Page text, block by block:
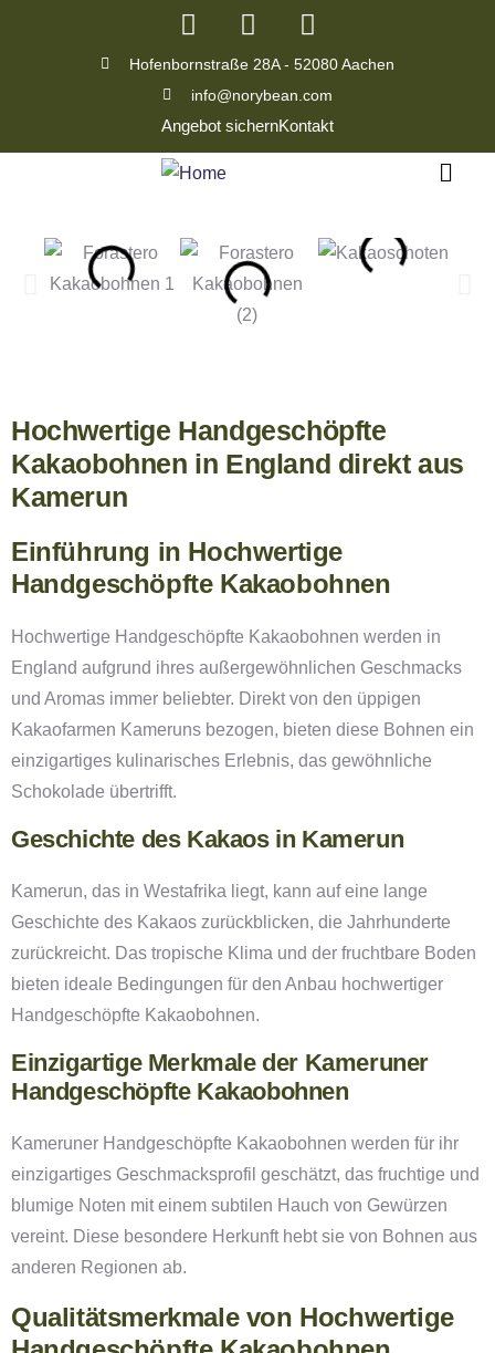
Hofenbornstraße 28A - 52080 Aachen
info@norybean.com
Angebot sichernKontakt
Hochwertige Handgeschöpfte
Kakaobohnen in England direkt aus
Kamerun
Einführung in Hochwertige
Handgeschöpfte Kakaobohnen
Hochwertige Handgeschöpfte Kakaobohnen werden in
England aufgrund ihres außergewöhnlichen Geschmacks
und Aromas immer beliebter. Direkt von den üppigen
Kakaofarmen Kameruns bezogen, bieten diese Bohnen ein
einzigartiges kulinarisches Erlebnis, das gewöhnliche
Schokolade übertrifft.
Geschichte des Kakaos in Kamerun
Kamerun, das in Westafrika liegt, kann auf eine lange
Geschichte des Kakaos zurückblicken, die Jahrhunderte
zurückreicht. Das tropische Klima und der fruchtbare Boden
bieten ideale Bedingungen für den Anbau hochwertiger
Handgeschöpfte Kakaobohnen.
Einzigartige Merkmale der Kameruner
Handgeschöpfte Kakaobohnen
Kameruner Handgeschöpfte Kakaobohnen werden für ihr
einzigartiges Geschmacksprofil geschätzt, das fruchtige und
blumige Noten mit einem subtilen Hauch von Gewürzen
vereint. Diese besondere Herkunft hebt sie von Bohnen aus
anderen Regionen ab.
Qualitätsmerkmale von Hochwertige